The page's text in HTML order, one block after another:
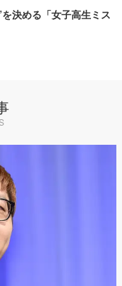
決める「女子高生ミス